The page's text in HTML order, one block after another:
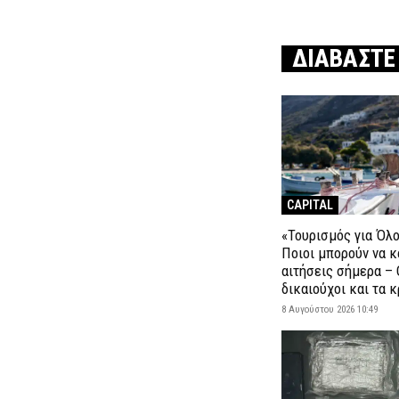
ΔΙΑΒΑΣΤΕ
CAPITAL
«Τουρισμός για
Ποιοι μπορούν να
αιτήσεις σήμερα –
δικαιούχοι και τα
8 Αυγούστου 2026 10:49